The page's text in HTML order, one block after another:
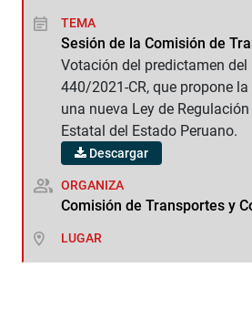
TEMA
Sesión de la Comisión de
Votación del predictamen del
440/2021-CR, que propone
una nueva Ley de
Estatal del Estado Peruano.
Descargar
ORGANIZA
Comisión de Transportes y
LUGAR